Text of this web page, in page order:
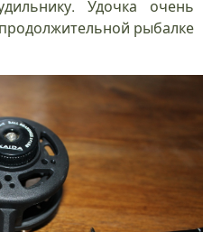
Удочка очень
рыбалке